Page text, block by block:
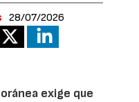
28/07/2026
exige que